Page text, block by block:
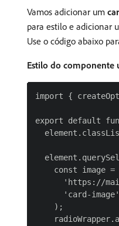
Vamos adicionar um
para estilo e adicionar
Use o código abaixo
Estilo do componente
import {
export default
const image =
'https://
      'card-image'
    );